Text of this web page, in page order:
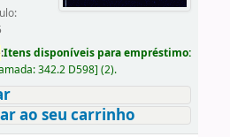
:Itens disponíveis para empréstimo:
342.2 D598] (2).
ao seu carrinho